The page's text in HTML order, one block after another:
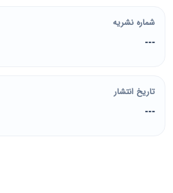
شماره نشریه
---
تاریخ انتشار
---